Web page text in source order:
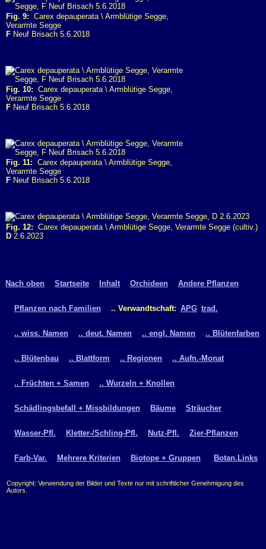
Fig. 9: Carex depauperata \ Armblütige Segge,
Verarmte Segge
F Neuf Brisach 5.6.2018
Fig. 10: Carex depauperata \ Armblütige Segge,
Verarmte Segge
F Neuf Brisach 5.6.2018
Fig. 11: Carex depauperata \ Armblütige Segge,
Verarmte Segge
F Neuf Brisach 5.6.2018
Fig. 12: Carex depauperata \ Armblütige Segge, Verarmte Segge (cultiv.)
D 2.6.2023
Nach oben Startseite Inhalt Orchideen Andere Pflanzen
Pflanzen nach Familien .. Verwandtschaft: APG trad.
.. wiss. Namen .. deut. Namen .. engl. Namen .. Blütenfarben
.. Blütenbau .. Blattform .. Regionen .. Aufn.-Monat
.. Früchten + Samen .. Wurzeln + Knollen
Schädlingsbefall + Missbildungen Bäume Sträucher
Wasser-Pfl. Kletter-/Schling-Pfl. Nutz-Pfl. Zier-Pflanzen
Farb-Var. Mehrere Kriterien Biotope + Gruppen Botan.Links
Copyright: Verwendung der Bilder und Texte nur mit schriftlicher Genehmigung des
Autors.